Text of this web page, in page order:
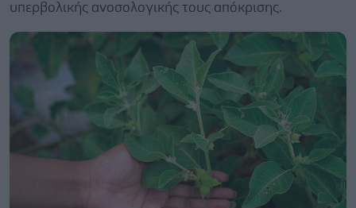
υπερβολικής ανοσολογικής τους απόκρισης.